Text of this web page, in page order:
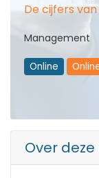
De cijfers
Management
Online
Over